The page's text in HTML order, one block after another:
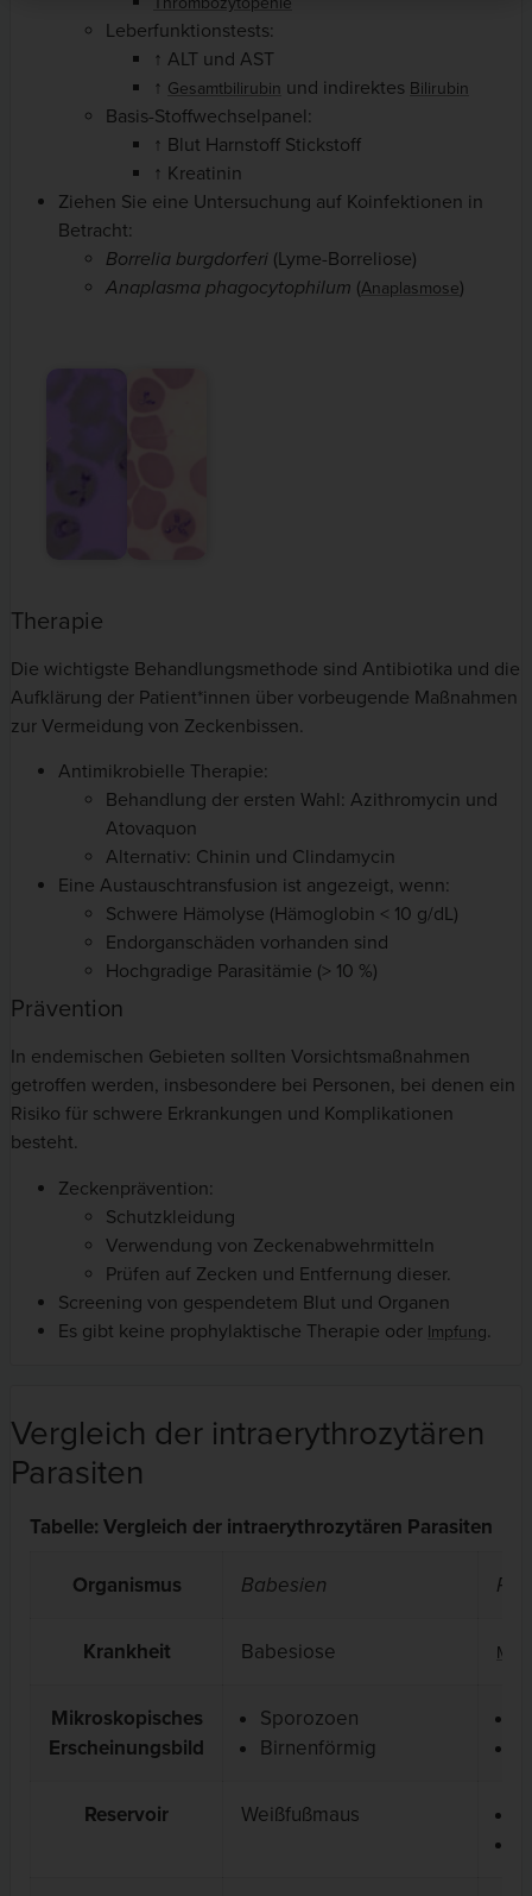
Leberfunktionstests:
↑ ALT und AST
↑ Gesamtbilirubin und indirektes Bilirubin
Basis-Stoffwechselpanel:
↑ Blut Harnstoff Stickstoff
↑ Kreatinin
Ziehen Sie eine Untersuchung auf Koinfektionen in
Betracht:
Borrelia burgdorferi (Lyme-Borreliose)
Anaplasma phagocytophilum (Anaplasmose)
Therapie
Die wichtigste Behandlungsmethode sind Antibiotika und die
Aufklärung der Patient*innen über vorbeugende Maßnahmen
zur Vermeidung von Zeckenbissen.
Antimikrobielle Therapie:
Behandlung der ersten Wahl: Azithromycin und
Atovaquon
Alternativ: Chinin und Clindamycin
Eine Austauschtransfusion ist angezeigt, wenn:
Schwere Hämolyse (Hämoglobin < 10 g/dL)
Endorganschäden vorhanden sind
Hochgradige Parasitämie (> 10 %)
Prävention
In endemischen Gebieten sollten Vorsichtsmaßnahmen
getroffen werden, insbesondere bei Personen, bei denen ein
Risiko für schwere Erkrankungen und Komplikationen
besteht.
Zeckenprävention:
Schutzkleidung
Verwendung von Zeckenabwehrmitteln
Prüfen auf Zecken und Entfernung dieser.
Screening von gespendetem Blut und Organen
Es gibt keine prophylaktische Therapie oder Impfung.
Vergleich der intraerythrozytären
Parasiten
Tabelle: Vergleich der intraerythrozytären Parasiten
Organismus Babesien
Krankheit Babesiose
Mikroskopisches
Erscheinungsbild
Sporozoen
Birnenförmig
Reservoir Weißfußmaus